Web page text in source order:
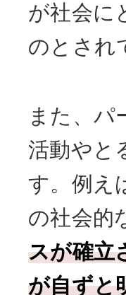
が社会に
のとされ
また、パ
活動やと
す。例え
の社会的
スが確立
が自ずと